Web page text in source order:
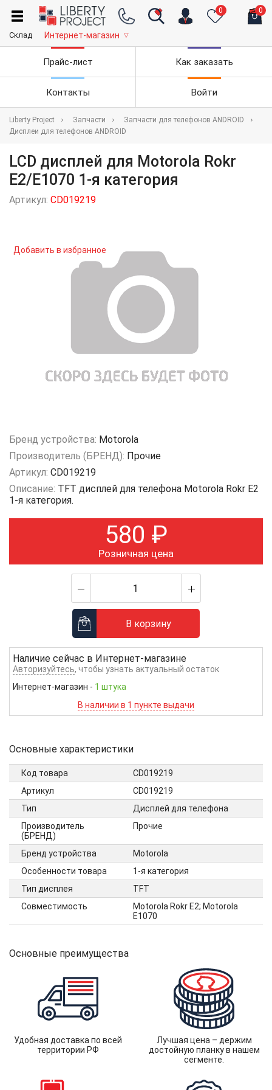
0 0
Склад Интернет-магазин ▽
Прайс-лист Как заказать
Контакты Войти
Liberty Project Запчасти
Запчасти для телефонов ANDROID
Дисплеи для телефонов ANDROID
LCD дисплей для Motorola Rokr
E2/E1070 1-я категория
Артикул: CD019219
Добавить в избранное
Бренд устройства: Motorola
Производитель (БРЕНД): Прочие
Артикул: CD019219
Описание: TFT дисплей для телефона Motorola Rokr E2
1-я категория.
580 ₽
Розничная цена
В корзину
Наличие сейчас в Интернет-магазине
Авторизуйтесь, чтобы узнать актуальный остаток
Интернет-магазин - 1 штука
В наличии в 1 пункте выдачи
Основные характеристики
Код товара
CD019219
Артикул
CD019219
Тип
Дисплей для телефона
Производитель
(БРЕНД)
Прочие
Бренд устройства
Motorola
Особенности товара
1-я категория
Тип дисплея
TFT
Совместимость
Motorola Rokr E2; Motorola
E1070
Основные преимущества
Удобная доставка по всей
территории РФ
Лучшая цена – держим
достойную планку в нашем
сегменте.